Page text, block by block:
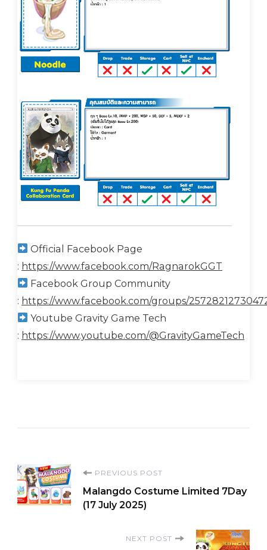
Official Facebook Page
: https://www.facebook.com/RagnarokGGT
Facebook Group Community
: https://www.facebook.com/groups/
Youtube Gravity Game Tech
: https://www.youtube.com/@GravityGameTech
Post
Navigation
PREVIOUS POST
Malangdo Costume Limited 7Day
(17 July 2025)
NEXT POST